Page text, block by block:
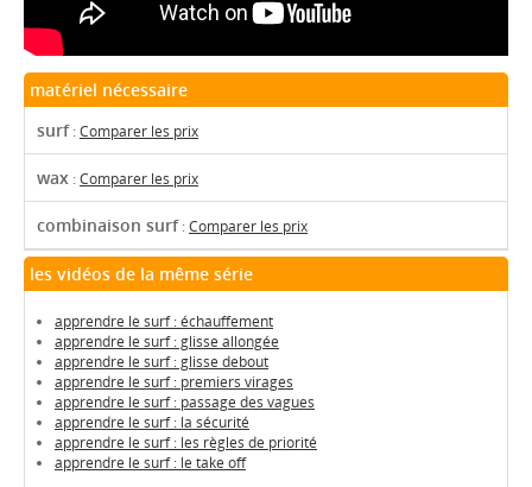
matériel nécessaire
surf:Comparer les prix
wax :Comparer les prix
combinaison surf:Comparer les prix
les vidéos de la même série
apprendre le surf : échauffement
apprendre le surf : glisse allongée
apprendre le surf : glisse debout
apprendre le surf : premiers virages
apprendre le surf : passage des vagues
apprendre le surf : la sécurité
apprendre le surf : les règles de priorité
apprendre le surf : le take off